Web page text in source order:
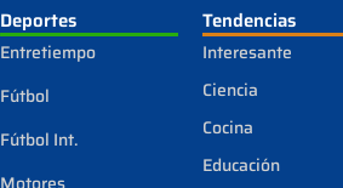
Deportes
Entretiempo
Fútbol
Fútbol Int.
Tendencias
Interesante
Ciencia
Cocina
Educación